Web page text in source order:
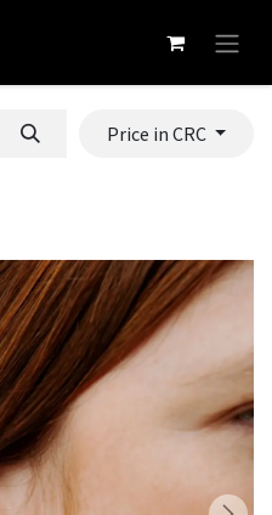
Price in CRC